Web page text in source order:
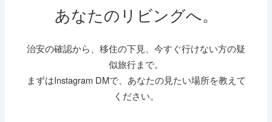
あなたのリビングへ。
治安の確認から、移住の下見、今すぐ行けない方の疑
似旅行まで。
まずはInstagram DMで、あなたの見たい場所を教えて
ください。